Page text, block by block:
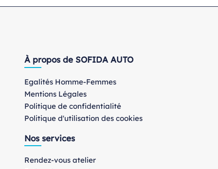
À propos de SOFIDA AUTO
Egalités Homme-Femmes
Mentions Légales
Politique de confidentialité
Politique d'utilisation des cookies
Nos services
Rendez-vous atelier